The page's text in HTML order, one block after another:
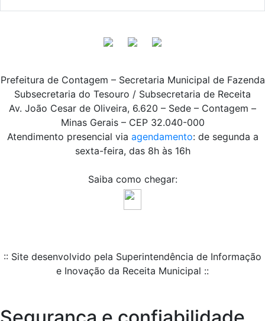
Prefeitura de Contagem – Secretaria Municipal de Fazenda
Subsecretaria do Tesouro / Subsecretaria de Receita
Av. João Cesar de Oliveira, 6.620 – Sede – Contagem –
Minas Gerais – CEP 32.040-000
Atendimento presencial via agendamento: de segunda a
sexta-feira, das 8h às 16h
Saiba como chegar:
:: Site desenvolvido pela Superintendência de Informação
e Inovação da Receita Municipal ::